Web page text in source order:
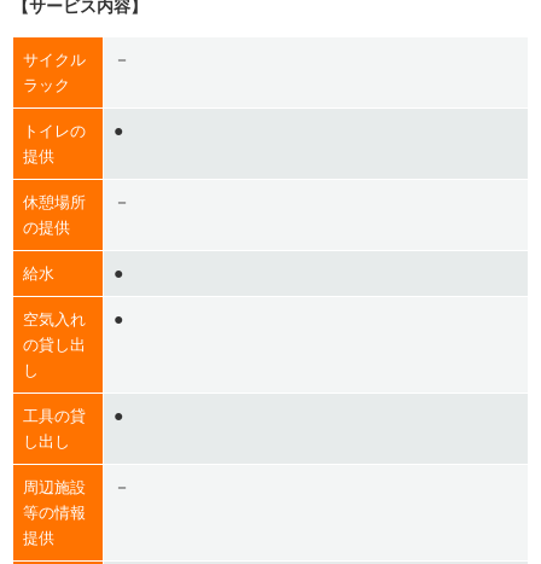
【サービス内容】
サイクル
ラック
－
トイレの
提供
●
休憩場所
の提供
－
給水 ●
空気入れ
の貸し出
し
●
工具の貸
し出し
●
周辺施設
等の情報
提供
－